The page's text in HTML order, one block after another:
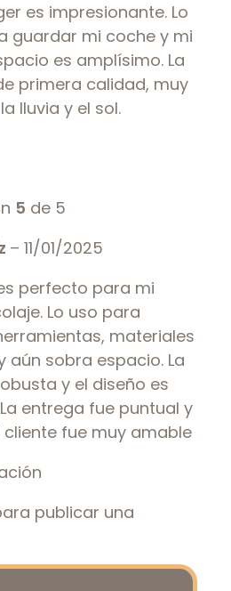
es impresionante. Lo
guardar mi coche y mi
es amplísimo. La
primera calidad, muy
lluvia y el sol.
5 de 5
– 11/01/2025
perfecto para mi
Lo uso para
materiales
aún sobra espacio. La
y el diseño es
entrega fue puntual y
cliente fue muy amable
publicar una